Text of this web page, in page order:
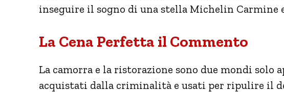
inseguire il sogno di una stella Michelin Carmine
La Cena Perfetta il Commento
La camorra e la ristorazione sono due mondi solo
acquistati dalla criminalità e usati per ripulire il